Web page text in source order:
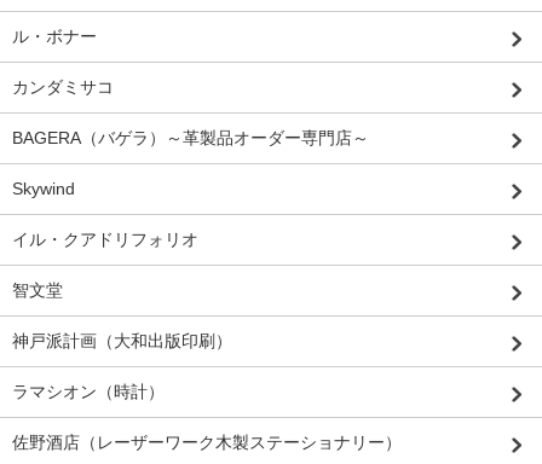
ル・ボナー
カンダミサコ
BAGERA（バゲラ）～革製品オーダー専門店～
Skywind
イル・クアドリフォリオ
智文堂
神戸派計画（大和出版印刷）
ラマシオン（時計）
佐野酒店（レーザーワーク木製ステーショナリー）